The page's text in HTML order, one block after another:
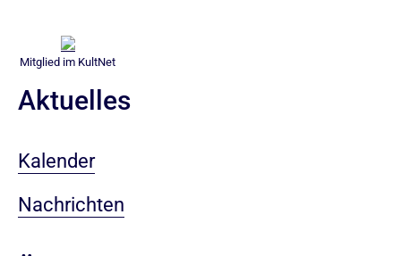
Mitglied im KultNet
Aktuelles
Kalender
Nachrichten